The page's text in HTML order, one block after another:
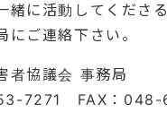
緒に活動してくださ
にご連絡下さい。
者協議会 事務局
7271 FAX：048-